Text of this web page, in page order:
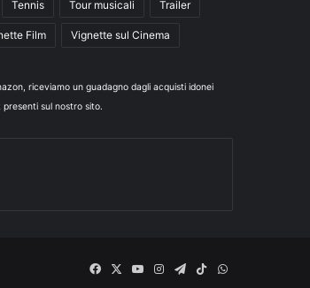
Tennis Tour musicali Trailer
Film Vignette sul Cinema
riceviamo un guadagno dagli acquisti idonei
sul nostro sito.
Facebook
X
YouInstagram
Telegram
TikTokWhatsApp